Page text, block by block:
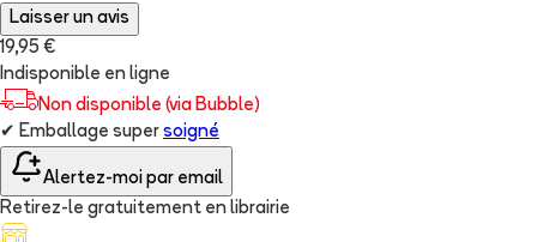
Laisser un avis
19,95 €
Indisponible en ligne
Non disponible (via Bubble)
✔ Emballage super soigné
Alertez-moi par email
Retirez-le gratuitement en librairie